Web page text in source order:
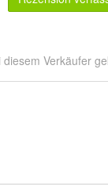
Verkäufer